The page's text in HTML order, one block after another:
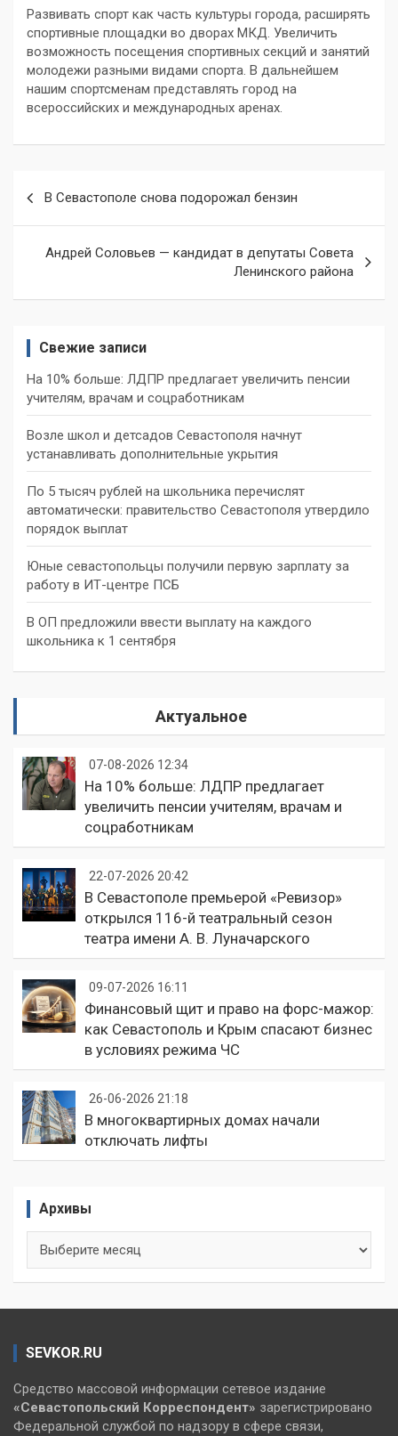
Развивать спорт как часть культуры города, расширять
спортивные площадки во дворах МКД. Увеличить
возможность посещения спортивных секций и занятий
молодежи разными видами спорта. В дальнейшем
нашим спортсменам представлять город на
всероссийских и международных аренах.
записям
В Севастополе снова подорожал бензин
Андрей Соловьев — кандидат в депутаты Совета
Ленинского района
Свежие записи
На 10% больше: ЛДПР предлагает увеличить пенсии
учителям, врачам и соцработникам
Возле школ и детсадов Севастополя начнут
устанавливать дополнительные укрытия
По 5 тысяч рублей на школьника перечислят
автоматически: правительство Севастополя утвердило
порядок выплат
Юные севастопольцы получили первую зарплату за
работу в ИТ-центре ПСБ
В ОП предложили ввести выплату на каждого
школьника к 1 сентября
Актуальное
07-08-2026 12:34
На 10% больше: ЛДПР предлагает
увеличить пенсии учителям, врачам и
соцработникам
22-07-2026 20:42
В Севастополе премьерой «Ревизор»
открылся 116-й театральный сезон
театра имени А. В. Луначарского
09-07-2026 16:11
Финансовый щит и право на форс-мажор:
как Севастополь и Крым спасают бизнес
в условиях режима ЧС
26-06-2026 21:18
В многоквартирных домах начали
отключать лифты
Архивы
SEVKOR.RU
Средство массовой информации сетевое издание
«Севастопольский Корреспондент» зарегистрировано
Федеральной службой по надзору в сфере связи,